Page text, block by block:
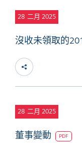
28 二月 2025
沒收未領取的
28 二月 2025
董事變動 PDF